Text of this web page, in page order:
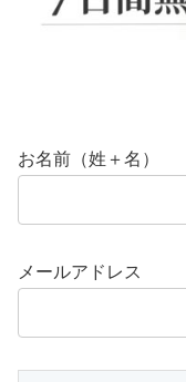
お名前（姓＋名）
メールアドレス